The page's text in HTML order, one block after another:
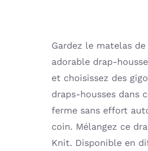
Gardez le matelas
adorable drap-
et choisissez des
draps-housses dans
ferme sans effort
coin. Mélangez ce
Knit. Disponible en